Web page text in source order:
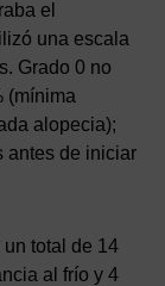
el
una escala
Grado 0 no
(mínima
alopecia);
antes de iniciar
total de 14
al frío y 4